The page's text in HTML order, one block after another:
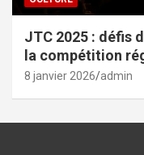
JTC 2025 : défis
la compétition
8 janvier 2026 admin